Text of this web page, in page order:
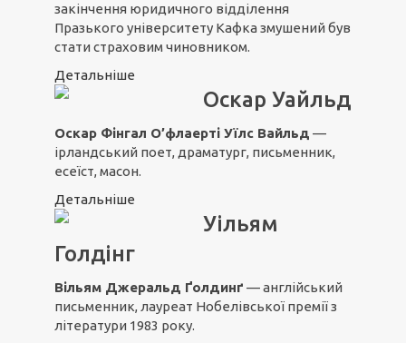
закінчення юридичного відділення
Празького університету Кафка змушений був
стати страховим чиновником.
Детальніше
Оскар Уайльд
Оскар Фінгал О’флаерті Уїлс Вайльд —
ірландський поет, драматург, письменник,
есеїст, масон.
Детальніше
Уільям
Голдінг
Вільям Джеральд Ґолдинґ — англійський
письменник, лауреат Нобелівської премії з
літератури 1983 року.